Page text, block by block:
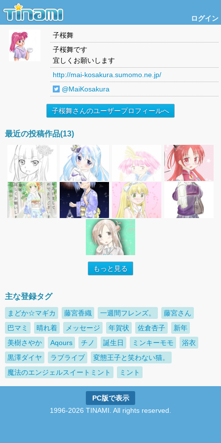
ログイン
子桜舞
子桜舞です
宜しくお願いします
http://mai-kosakura.sumomo.ne.jp/
@MaiKosakura
子桜舞さんのユーザープロフィールへ
最近の投稿作品(13)
もっと見る
主な登録タグ
まどか☆マギカ 藤宮香織 一週間フレンズ。
藤宮さん
巴マミ
晴れ着 メッセージ 年賀状 佐倉杏子
新年
美樹さやか
Aqours チノ 誕生日 ミンキーモモ
浴衣
黒澤ダイヤ
ラブライブ
変態王子と笑わない猫。
魔法のエンジェルスイートミント
ミント
PC版で表示
1996-2026 TINAMI. All rights reserved.